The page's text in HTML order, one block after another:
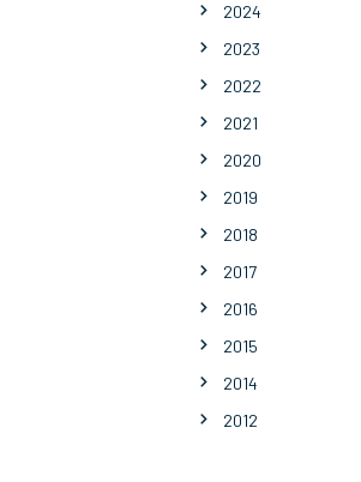
2024
2023
2022
2021
2020
2019
2018
2017
2016
2015
2014
2012